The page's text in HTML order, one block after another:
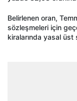
Belirlenen oran,
sözleşmeleri için
kiralarında yasal üst